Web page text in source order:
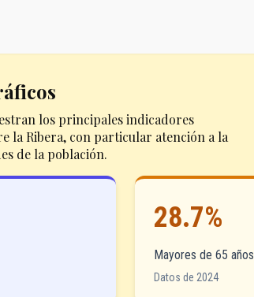
los principales indicadores
la Ribera, con particular atención a la
de la población.
28.7%
Mayores de 65 años
Datos de 2024